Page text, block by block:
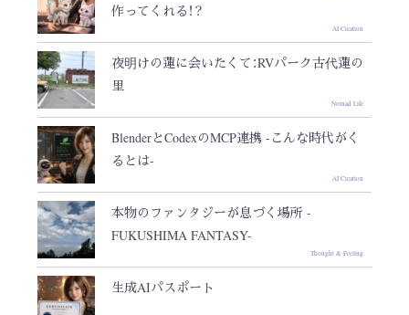
作ってくれる！？
AI Creation
夜明けの蓮に会いたくて：RVパーク古代蓮の
里
Nomad Life
BlenderとCodexのMCP連携 -こんな時代がく
るとは-
AI Creation
本物のファンタジーが息づく場所 -
FUKUSHIMA FANTASY-
Thought & Feeling
生成AIパスポート